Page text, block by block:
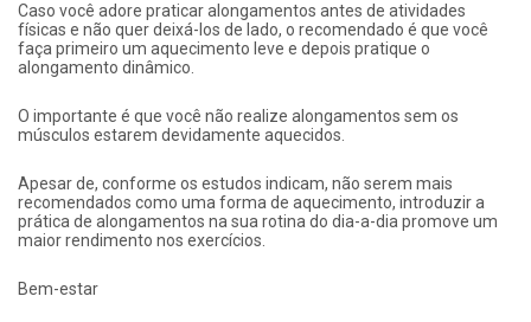
Caso você adore praticar alongamentos antes de atividades
físicas e não quer deixá-los de lado, o recomendado é que você
faça primeiro um aquecimento leve e depois pratique o
alongamento dinâmico.
O importante é que você não realize alongamentos sem os
músculos estarem devidamente aquecidos.
Apesar de, conforme os estudos indicam, não serem mais
recomendados como uma forma de aquecimento, introduzir a
prática de alongamentos na sua rotina do dia-a-dia promove um
maior rendimento nos exercícios.
Bem-estar